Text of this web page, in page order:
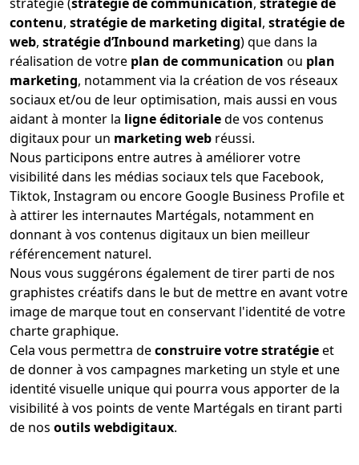
contenu, stratégie de marketing digital, stratégie de
web, stratégie d’Inbound marketing) que dans la
réalisation de votre plan de communication ou plan
marketing, notamment via la création de vos réseaux
sociaux et/ou de leur optimisation, mais aussi en vous
aidant à monter la ligne éditorialede vos contenus
digitaux pour un marketing web réussi.
Nous participons entre autres à améliorer votre
visibilité dans les médias sociaux tels que Facebook,
Tiktok, Instagram ou encore Google Business Profile et
à attirer les internautes Martégals, notamment en
donnant à vos contenus digitaux un bien meilleur
référencement naturel.
Nous vous suggérons également de tirer parti de nos
graphistes créatifs dans le but de mettre en avant votre
image de marque tout en conservant l'identité de votre
charte graphique.
Cela vous permettra deconstruire votre stratégieet
de donner à vos campagnes marketing un style et une
identité visuelle unique qui pourra vous apporter de la
visibilité à vos points de vente Martégals en tirant parti
de nos outils webdigitaux.